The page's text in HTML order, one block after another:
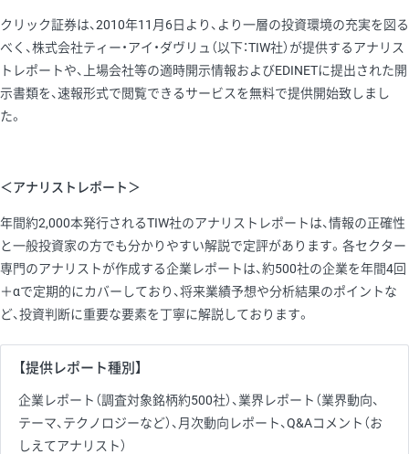
クリック証券は、2010年11月6日より、より一層の投資環境の充実を図る
べく、株式会社ティー・アイ・ダヴリュ（以下：TIW社）が提供するアナリス
トレポートや、上場会社等の適時開示情報およびEDINETに提出された開
示書類を、速報形式で閲覧できるサービスを無料で提供開始致しまし
た。
＜アナリストレポート＞
年間約2,000本発行されるTIW社のアナリストレポートは、情報の正確性
と一般投資家の方でも分かりやすい解説で定評があります。各セクター
専門のアナリストが作成する企業レポートは、約500社の企業を年間4回
＋αで定期的にカバーしており、将来業績予想や分析結果のポイントな
ど、投資判断に重要な要素を丁寧に解説しております。
【提供レポート種別】
企業レポート（調査対象銘柄約500社）、業界レポート（業界動向、
テーマ、テクノロジーなど）、月次動向レポート、Q&Aコメント（お
しえてアナリスト）